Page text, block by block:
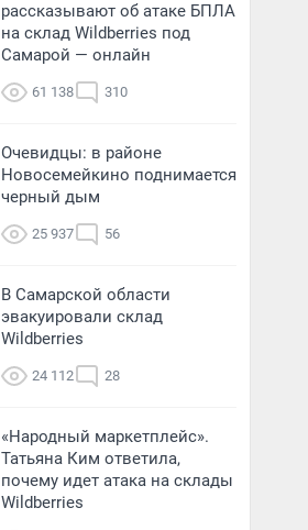
рассказывают об атаке БПЛА
на склад Wildberries под
Самарой — онлайн
61 138 310
Очевидцы: в районе
Новосемейкино поднимается
черный дым
25 937 56
В Самарской области
эвакуировали склад
Wildberries
24 112 28
«Народный маркетплейс».
Татьяна Ким ответила,
почему идет атака на склады
Wildberries